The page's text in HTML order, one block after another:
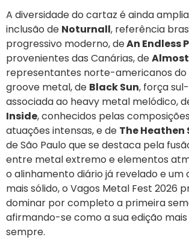
A diversidade do cartaz é ainda
inclusão de Noturnall, referência
progressivo moderno, deAn Endless
provenientes das Canárias, de
representantes norte-americanos do
groove metal, de Black Sun, força
associada ao heavy metal melódico,
Inside, conhecidos pelas
atuações intensas, e de The Heathen
de São Paulo que se destaca pela
entre metal extremo e elementos
o alinhamento diário já revelado e um
mais sólido, o Vagos Metal Fest 2026
dominar por completo a primeira
afirmando-se como a sua edição
sempre.